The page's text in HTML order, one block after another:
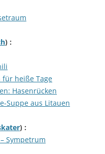
) :
für heiße Tage
Hasenrücken
Suppe aus Litauen
) :
Sympetrum